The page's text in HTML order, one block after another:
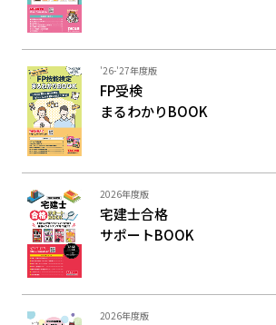
'26-'27年度版
FP受検
まるわかりBOOK
2026年度版
宅建士合格
サポートBOOK
2026年度版